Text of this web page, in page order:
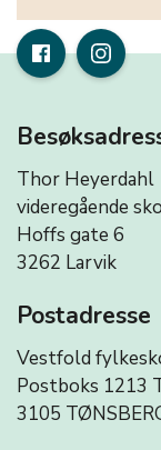
Thor Heyerdahl
videregående
Hoffs gate 6
3262 Larvik
Postadresse
Vestfold
Postboks 1213
3105